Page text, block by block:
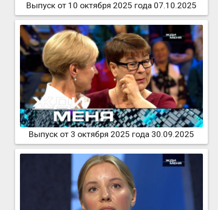
Выпуск от 10 октября 2025 года 07.10.2025
Выпуск от 3 октября 2025 года 30.09.2025